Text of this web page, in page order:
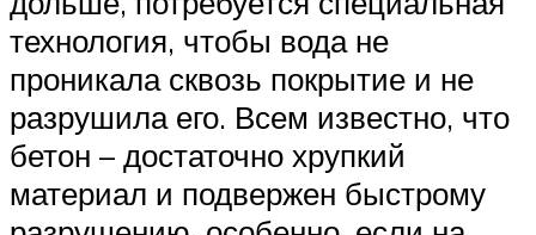
технология, чтобы вода не
проникала сквозь покрытие и не
разрушила его. Всем известно, что
бетон – достаточно хрупкий
материал и подвержен быстрому